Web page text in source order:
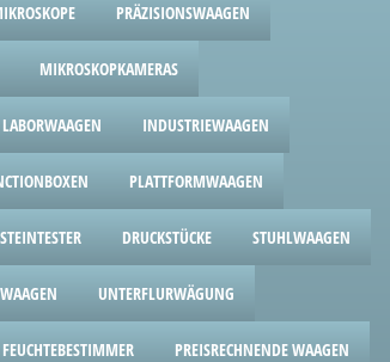
PRÄZISIONSWAAGEN
MIKROSKOPKAMERAS
LABORWAAGEN INDUSTRIEWAAGEN
PLATTFORMWAAGEN
DRUCKSTÜCKE STUHLWAAGEN
UNTERFLURWÄGUNG
FEUCHTEBESTIMMER PREISRECHNENDE WAAGEN